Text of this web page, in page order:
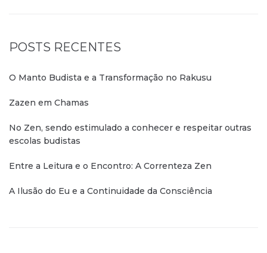
POSTS RECENTES
O Manto Budista e a Transformação no Rakusu
Zazen em Chamas
No Zen, sendo estimulado a conhecer e respeitar outras
escolas budistas
Entre a Leitura e o Encontro: A Correnteza Zen
A Ilusão do Eu e a Continuidade da Consciência